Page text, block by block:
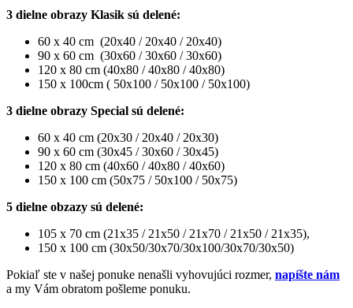
3 dielne obrazy Klasik sú delené:
60 x 40 cm (20x40 / 20x40 / 20x40)
90 x 60 cm (30x60 / 30x60 / 30x60)
120 x 80 cm (40x80 / 40x80 / 40x80)
150 x 100cm ( 50x100 / 50x100 / 50x100)
3 dielne obrazy Special sú delené:
60 x 40 cm (20x30 / 20x40 / 20x30)
90 x 60 cm (30x45 / 30x60 / 30x45)
120 x 80 cm (40x60 / 40x80 / 40x60)
150 x 100 cm (50x75 / 50x100 / 50x75)
5 dielne obzazy sú delené:
105 x 70 cm (21x35 / 21x50 / 21x70 / 21x50 / 21x35),
150 x 100 cm (30x50/30x70/30x100/30x70/30x50)
Pokiaľ ste v našej ponuke nenašli vyhovujúci rozmer, napíšte nám
a my Vám obratom pošleme ponuku.